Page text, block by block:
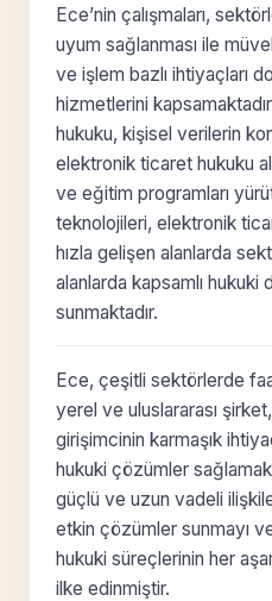
Ece’nin çalışmaları,
uyum sağlanması ile
ve işlem bazlı ihtiyaçları
hizmetlerini
hukuku, kişisel verilerin
elektronik ticaret hukuku
ve eğitim programları
teknolojileri, elektronik
hızla gelişen alanlarda
alanlarda kapsamlı hukuki
sunmaktadır.
Ece, çeşitli sektörlerde
yerel ve uluslararası
girişimcinin karmaşık
hukuki çözümler
güçlü ve uzun vadeli
etkin çözümler sunmayı
hukuki süreçlerinin her
ilke edinmiştir.